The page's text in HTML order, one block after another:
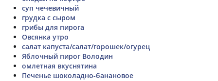
суп чечевичный
грудка с сыром
грибы для пирога
Овсянка утро
салат капуста/салат/горошек/огурец
Яблочный пирог Володин
омлетная вкуснятина
Печенье шоколадно-банановое